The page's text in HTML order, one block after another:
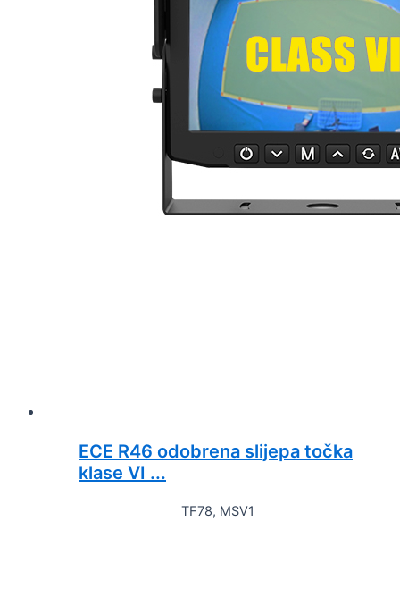
ECE R46 odobrena slijepa točka
klase VI ...
TF78, MSV1